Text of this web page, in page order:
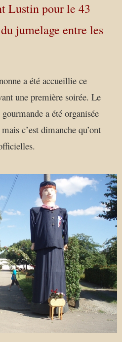
Lustin pour le 43
jumelage entre les
a été accueillie ce
une première soirée. Le
a été organisée
c’est dimanche qu’ont